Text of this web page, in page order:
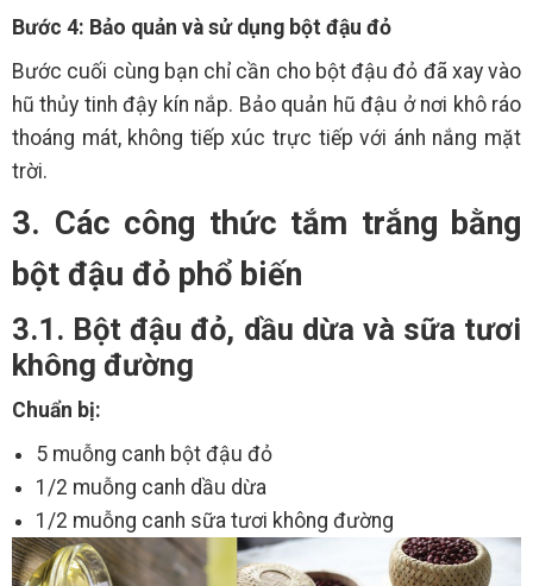
Bước 4: Bảo quản và sử dụng bột đậu đỏ
Bước cuối cùng bạn chỉ cần cho bột đậu đỏ đã xay vào
hũ thủy tinh đậy kín nắp. Bảo quản hũ đậu ở nơi khô ráo
thoáng mát, không tiếp xúc trực tiếp với ánh nắng mặt
trời.
3. Các công thức tắm trắng bằng
bột đậu đỏ phổ biến
3.1. Bột đậu đỏ, dầu dừa và sữa tươi
không đường
Chuẩn bị:
5 muỗng canh bột đậu đỏ
1/2 muỗng canh dầu dừa
1/2 muỗng canh sữa tươi không đường